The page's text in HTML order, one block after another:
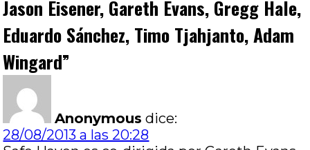
Jason Eisener, Gareth Evans, Gregg Hale,
Eduardo Sánchez, Timo Tjahjanto, Adam
Wingard”
Anonymous dice:
28/08/2013 a las 20:28